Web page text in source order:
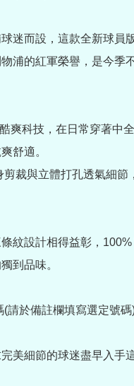
迷而設，這款全新球員
浦的紅軍榮譽，是今季
爽科技，在日常穿著中
舒適。
剪裁與立體打孔透氣細節
紋設計相得益彰，100%
到品味。
請於備註欄填寫選定號碼
美細節的球迷盡早入手